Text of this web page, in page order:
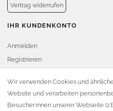
Vertrag widerrufen
IHR KUNDENKONTO
Anmelden
Registrieren
Warenkorb
Zur Kasse
Wir verwenden Cookies und
Website und verarbeiten
Besucher:innen unserer Webseite